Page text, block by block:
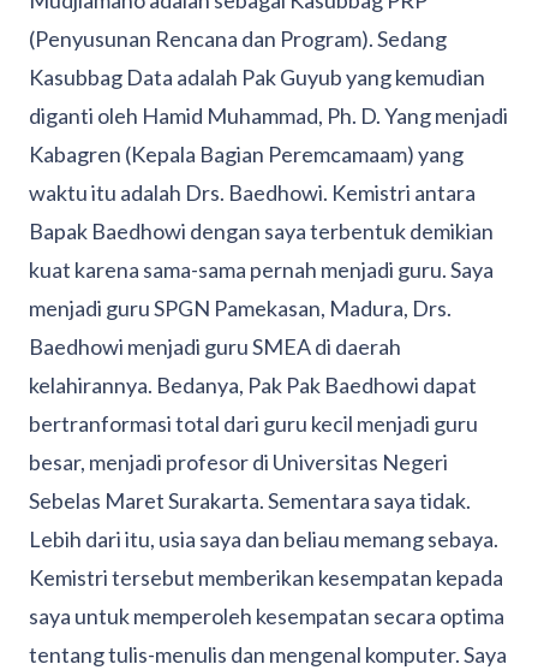
(Penyusunan Rencana dan Program). Sedang
Kasubbag Data adalah Pak Guyub yang kemudian
diganti oleh Hamid Muhammad, Ph. D. Yang menjadi
Kabagren (Kepala Bagian Peremcamaam) yang
waktu itu adalah Drs. Baedhowi. Kemistri antara
Bapak Baedhowi dengan saya terbentuk demikian
kuat karena sama-sama pernah menjadi guru. Saya
menjadi guru SPGN Pamekasan, Madura, Drs.
Baedhowi menjadi guru SMEA di daerah
kelahirannya. Bedanya, Pak Pak Baedhowi dapat
bertranformasi total dari guru kecil menjadi guru
besar, menjadi profesor di Universitas Negeri
Sebelas Maret Surakarta. Sementara saya tidak.
Lebih dari itu, usia saya dan beliau memang sebaya.
Kemistri tersebut memberikan kesempatan kepada
saya untuk memperoleh kesempatan secara optima
tentang tulis-menulis dan mengenal komputer. Saya